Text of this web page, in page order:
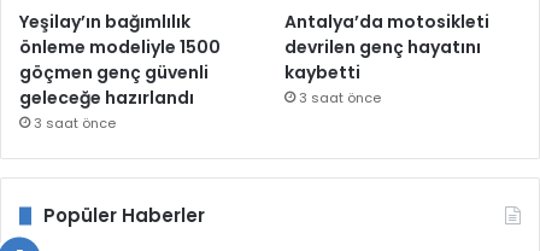
Yeşilay’ın bağımlılık
önleme modeliyle 1500
göçmen genç güvenli
geleceğe hazırlandı
3 saat önce
Antalya’da motosikleti
devrilen genç hayatını
kaybetti
3 saat önce
Popüler Haberler